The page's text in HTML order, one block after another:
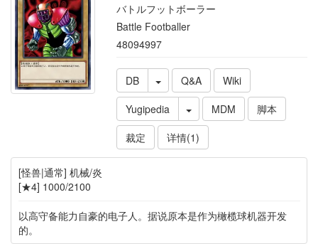
バトルフットボーラー
Battle Footballer
48094997
DB Q&A
Wiki
Yugipedia
MDM
脚本
裁定
详情(1)
[怪兽|通常] 机械/炎
[★4] 1000/2100
以高守备能力自豪的电子人。据说原本是作为橄榄球机器开发
的。